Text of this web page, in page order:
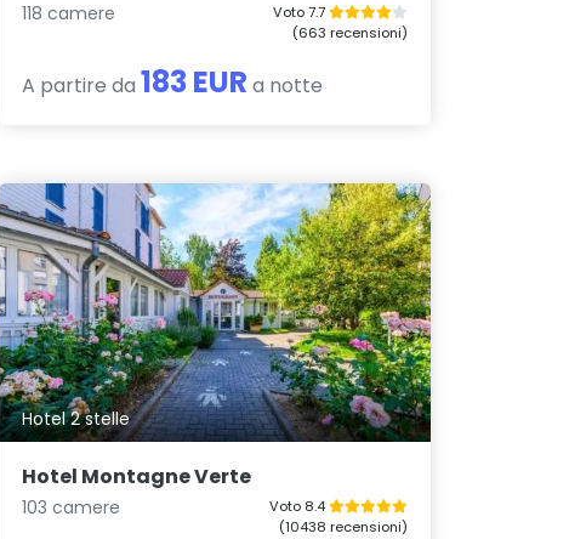
118 camere
Voto 7.7
(663 recensioni)
A partire da 183 EUR a notte
Hotel 2 stelle
Hotel Montagne Verte
103 camere
Voto 8.4
(10438 recensioni)